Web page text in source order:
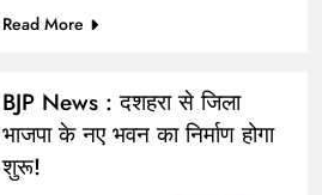
Read More
BJP News : दशहरा से जिला
भाजपा के नए भवन का निर्माण होगा
शुरू!